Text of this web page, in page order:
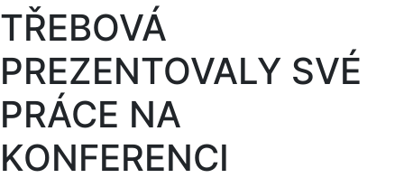
TŘEBOVÁ
PREZENTOVALY SVÉ
PRÁCE NA
KONFERENCI